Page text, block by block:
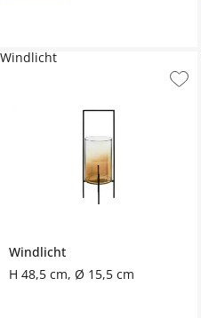
Windlicht
H 48,5 cm, Ø 15,5 cm
Windlicht